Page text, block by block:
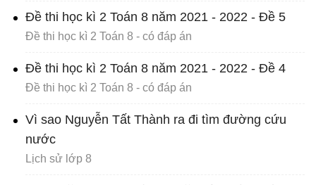
Đề thi học kì 2 Toán 8 năm 2021 - 2022 - Đề 5
Đề thi học kì 2 Toán 8 - có đáp án
Đề thi học kì 2 Toán 8 năm 2021 - 2022 - Đề 4
Đề thi học kì 2 Toán 8 - có đáp án
Vì sao Nguyễn Tất Thành ra đi tìm đường cứu
nước
Lịch sử lớp 8